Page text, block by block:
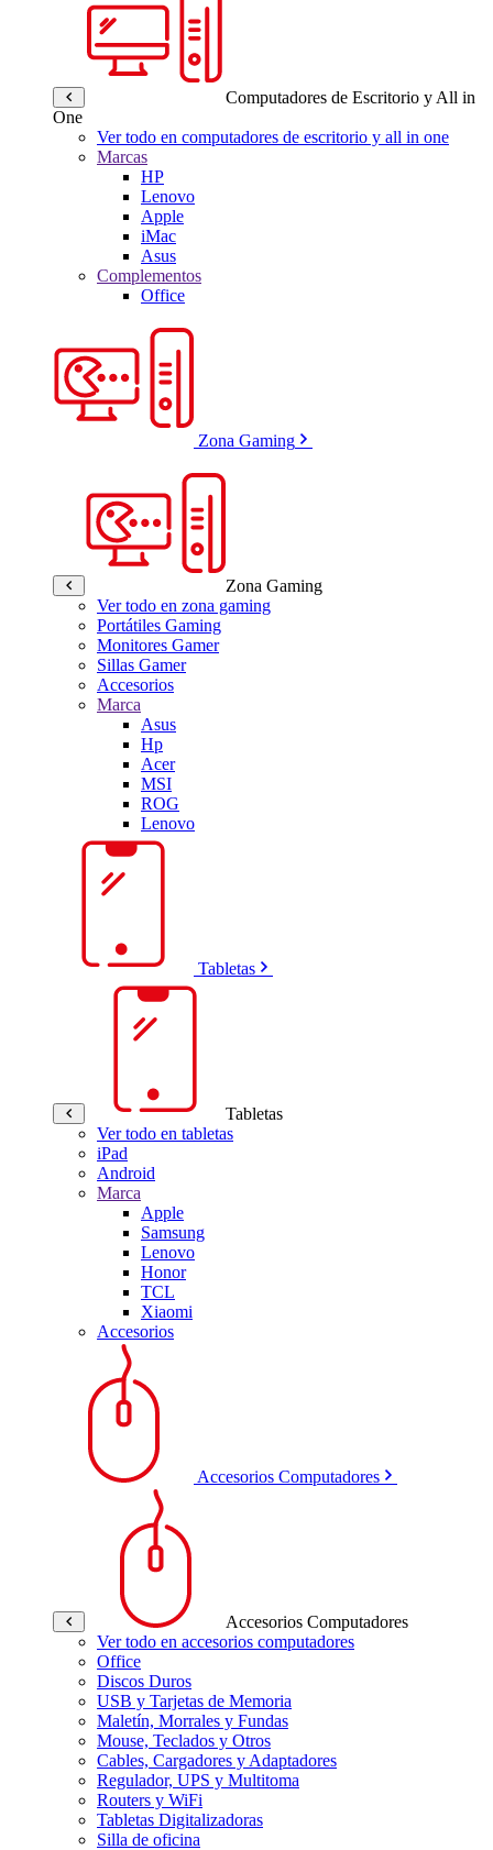
Computadores de Escritorio y All in
One
Ver todo en computadores de escritorio y all in one
Marcas
HP
Lenovo
Apple
iMac
Asus
Complementos
Office
Zona Gaming
Zona Gaming
Ver todo en zona gaming
Portátiles Gaming
Monitores Gamer
Sillas Gamer
Accesorios
Marca
Asus
Hp
Acer
MSI
ROG
Lenovo
Tabletas
Tabletas
Ver todo en tabletas
iPad
Android
Marca
Apple
Samsung
Lenovo
Honor
TCL
Xiaomi
Accesorios
Accesorios Computadores
Accesorios Computadores
Ver todo en accesorios computadores
Office
Discos Duros
USB y Tarjetas de Memoria
Maletín, Morrales y Fundas
Mouse, Teclados y Otros
Cables, Cargadores y Adaptadores
Regulador, UPS y Multitoma
Routers y WiFi
Tabletas Digitalizadoras
Silla de oficina